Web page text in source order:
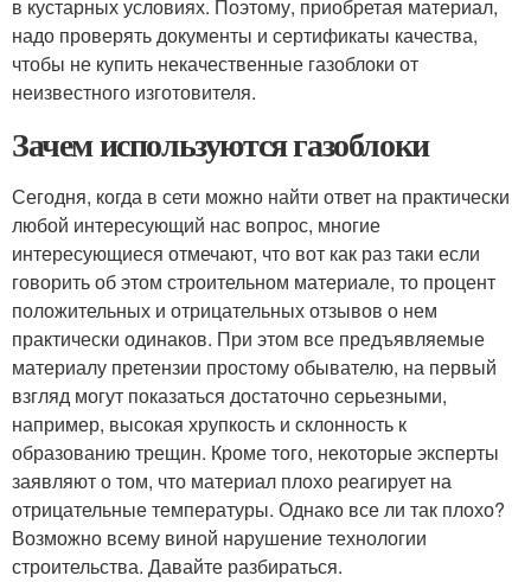
в кустарных условиях. Поэтому, приобретая материал,
надо проверять документы и сертификаты качества,
чтобы не купить некачественные газоблоки от
неизвестного изготовителя.
Зачем используются газоблоки
Сегодня, когда в сети можно найти ответ на практически
любой интересующий нас вопрос, многие
интересующиеся отмечают, что вот как раз таки если
говорить об этом строительном материале, то процент
положительных и отрицательных отзывов о нем
практически одинаков. При этом все предъявляемые
материалу претензии простому обывателю, на первый
взгляд могут показаться достаточно серьезными,
например, высокая хрупкость и склонность к
образованию трещин. Кроме того, некоторые эксперты
заявляют о том, что материал плохо реагирует на
отрицательные температуры. Однако все ли так плохо?
Возможно всему виной нарушение технологии
строительства. Давайте разбираться.